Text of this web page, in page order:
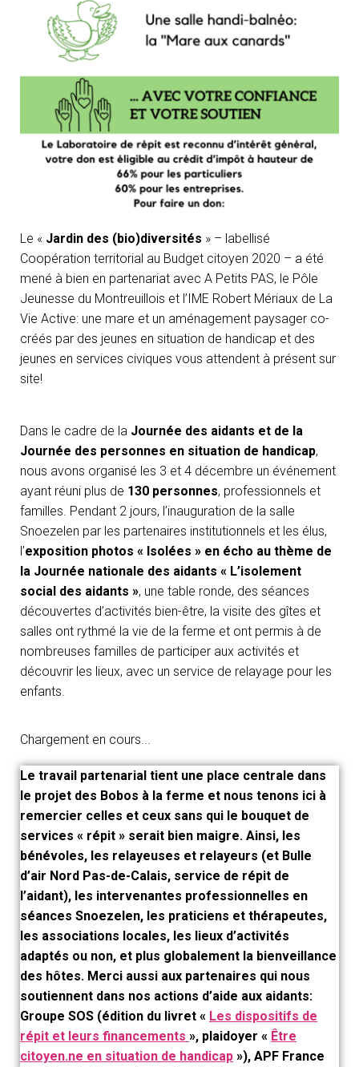
Le « Jardin des (bio)diversités » – labellisé
Coopération territorial au Budget citoyen 2020 – a été
mené à bien en partenariat avec A Petits PAS, le Pôle
Jeunesse du Montreuillois et l’IME Robert Mériaux de La
Vie Active: une mare et un aménagement paysager co-
créés par des jeunes en situation de handicap et des
jeunes en services civiques vous attendent à présent sur
site!
Dans le cadre de la Journée des aidants et de la
Journée des personnes en situation de handicap,
nous avons organisé les 3 et 4 décembre un événement
ayant réuni plus de 130 personnes, professionnels et
familles. Pendant 2 jours, l’inauguration de la salle
Snoezelen par les partenaires institutionnels et les élus,
l’exposition photos « Isolées » en écho au thème de
la Journée nationale des aidants « L’isolement
social des aidants », une table ronde, des séances
découvertes d’activités bien-être, la visite des gîtes et
salles ont rythmé la vie de la ferme et ont permis à de
nombreuses familles de participer aux activités et
découvrir les lieux, avec un service de relayage pour les
enfants.
Chargement en cours...
Le travail partenarial tient une place centrale dans
le projet des Bobos à la ferme et nous tenons ici à
remercier celles et ceux sans qui le bouquet de
services « répit » serait bien maigre. Ainsi, les
bénévoles, les relayeuses et relayeurs (et Bulle
d’air Nord Pas-de-Calais, service de répit de
l’aidant), les intervenantes professionnelles en
séances Snoezelen, les praticiens et thérapeutes,
les associations locales, les lieux d’activités
adaptés ou non, et plus globalement la bienveillance
des hôtes. Merci aussi aux partenaires qui nous
soutiennent dans nos actions d’aide aux aidants:
Groupe SOS (édition du livret « Les dispositifs de
répit et leurs financements », plaidoyer « Être
citoyen.ne en situation de handicap »), APF France